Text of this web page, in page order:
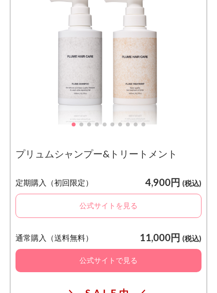
プリュムシャンプー&トリートメント
定期購入（初回限定） 4,900円 (税込)
公式サイトを見る
通常購入（送料無料） 11,000円 (税込)
公式サイトで見る